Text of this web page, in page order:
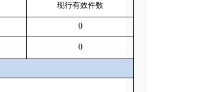
现行有效件数
0
0